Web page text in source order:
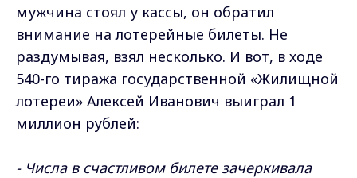
мужчина стоял у кассы, он обратил
внимание на лотерейные билеты. Не
раздумывая, взял несколько. И вот, в ходе
540-го тиража государственной «Жилищной
лотереи» Алексей Иванович выиграл 1
миллион рублей:
- Числа в счастливом билете зачеркивала